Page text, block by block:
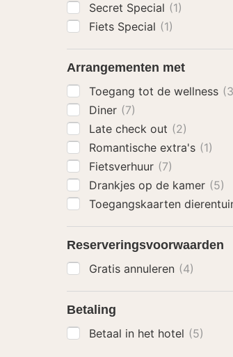
Secret Special (1)
Fiets Special (1)
Arrangementen met
Toegang tot de wellness
Diner (7)
Late check out (2)
Romantische extra's (1)
Fietsverhuur (7)
Drankjes op de kamer (5)
Toegangskaarten
Reserveringsvoorwaarden
Gratis annuleren (4)
Betaling
Betaal in het hotel (5)